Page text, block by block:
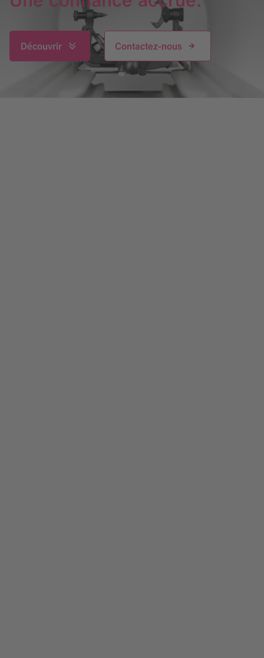
Découvrir Contactez-nous